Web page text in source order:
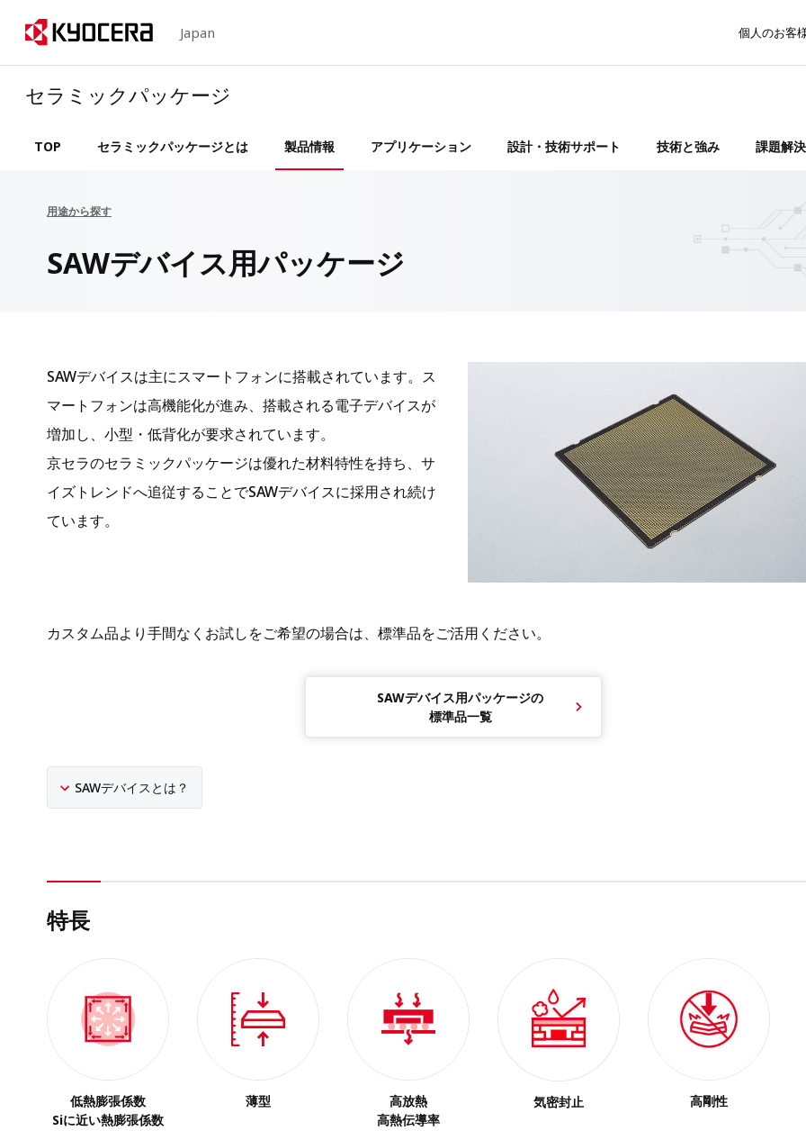
Japan 個人のお客
セラミックパッケージ
TOP セラミックパッケージとは 製品情報 アプリケーション 設計・技術サポート 技術と強み 課題解
用途から探す
SAWデバイス用パッケージ
SAWデバイスは主にスマートフォンに搭載されています。ス
マートフォンは高機能化が進み、搭載される電子デバイスが
増加し、小型・低背化が要求されています。
京セラのセラミックパッケージは優れた材料特性を持ち、サ
イズトレンドへ追従することでSAWデバイスに採用され続け
ています。
カスタム品より手間なくお試しをご希望の場合は、標準品をご活用ください。
SAWデバイス用パッケージの
標準品一覧
SAWデバイスとは？
特長
低熱膨張係数
Siに近い熱膨張係数
薄型
高放熱
高熱伝導率
気密封止 高剛性